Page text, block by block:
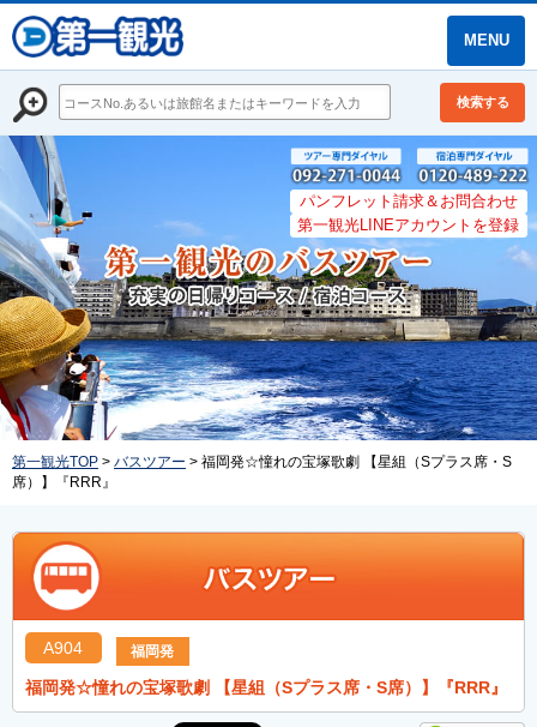
MENU
検索する
パンフレット請求＆お問合わせ
第一観光LINEアカウントを登録
第一観光TOP > バスツアー > 福岡発☆憧れの宝塚歌劇 【星組（Sプラス席・S
席）】『RRR』
A904 福岡発
福岡発☆憧れの宝塚歌劇 【星組（Sプラス席・S席）】『RRR』